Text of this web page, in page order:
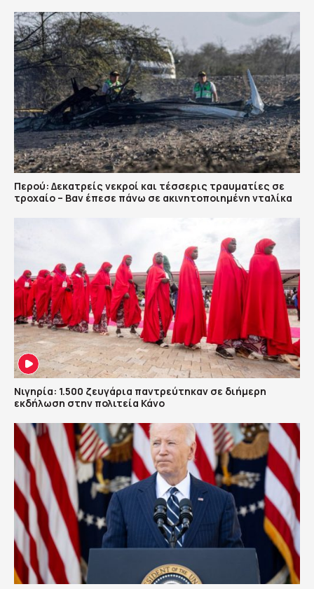
Περού: Δεκατρείς νεκροί και τέσσερις τραυματίες σε
τροχαίο – Βαν έπεσε πάνω σε ακινητοποιημένη νταλίκα
Νιγηρία: 1.500 ζευγάρια παντρεύτηκαν σε διήμερη
εκδήλωση στην πολιτεία Κάνο